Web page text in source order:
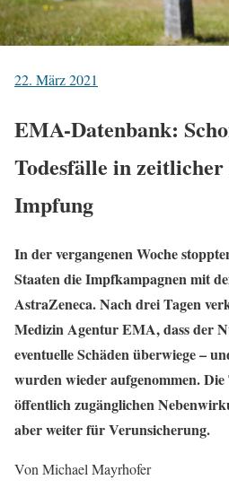
22. März 2021
EMA-Datenbank:
Todesfälle in
Impfung
In der vergangenen Woche
Staaten die Impfkampagnen mit
AstraZeneca. Nach drei Tagen
Medizin Agentur EMA, dass der
eventuelle Schäden überwiege –
wurden wieder aufgenommen.
öffentlich zugänglichen
aber weiter für Verunsicherung.
Von Michael Mayrhofer